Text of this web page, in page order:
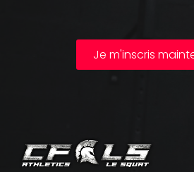
Je m'inscris